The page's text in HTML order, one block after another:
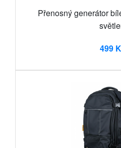
Přenosný generátor
499